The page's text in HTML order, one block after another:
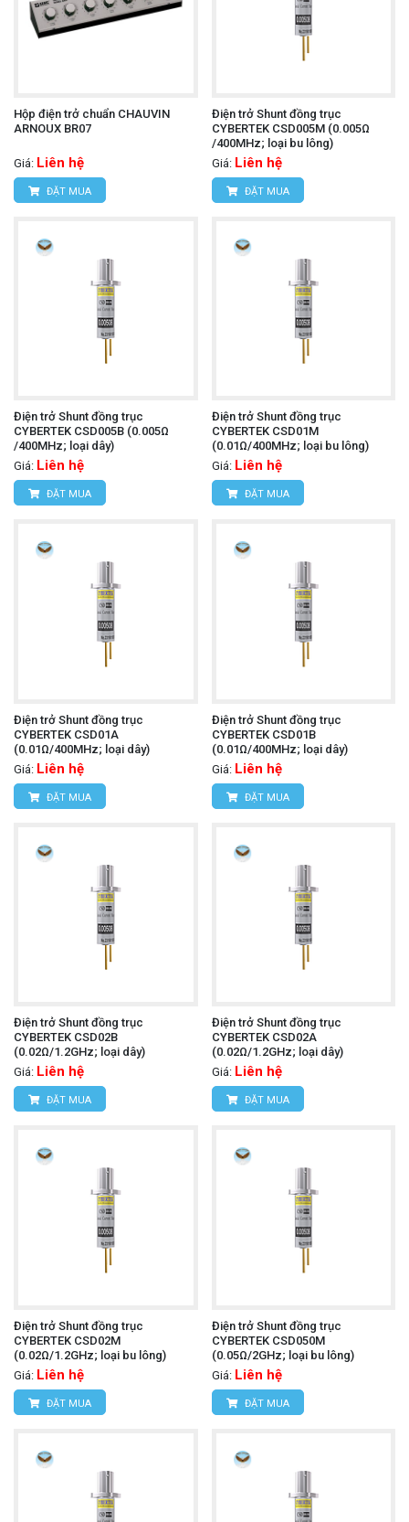
Hộp điện trở chuẩn CHAUVIN
ARNOUX BR07
Giá: Liên hệ
ĐẶT MUA
Điện trở Shunt đồng trục
CYBERTEK CSD005M (0.005Ω
/400MHz; loại bu lông)
Giá: Liên hệ
ĐẶT MUA
Điện trở Shunt đồng trục
CYBERTEK CSD005B (0.005Ω
/400MHz; loại dây)
Giá: Liên hệ
ĐẶT MUA
Điện trở Shunt đồng trục
CYBERTEK CSD01M
(0.01Ω/400MHz; loại bu lông)
Giá: Liên hệ
ĐẶT MUA
Điện trở Shunt đồng trục
CYBERTEK CSD01A
(0.01Ω/400MHz; loại dây)
Giá: Liên hệ
ĐẶT MUA
Điện trở Shunt đồng trục
CYBERTEK CSD01B
(0.01Ω/400MHz; loại dây)
Giá: Liên hệ
ĐẶT MUA
Điện trở Shunt đồng trục
CYBERTEK CSD02B
(0.02Ω/1.2GHz; loại dây)
Giá: Liên hệ
ĐẶT MUA
Điện trở Shunt đồng trục
CYBERTEK CSD02A
(0.02Ω/1.2GHz; loại dây)
Giá: Liên hệ
ĐẶT MUA
Điện trở Shunt đồng trục
CYBERTEK CSD02M
(0.02Ω/1.2GHz; loại bu lông)
Giá: Liên hệ
ĐẶT MUA
Điện trở Shunt đồng trục
CYBERTEK CSD050M
(0.05Ω/2GHz; loại bu lông)
Giá: Liên hệ
ĐẶT MUA